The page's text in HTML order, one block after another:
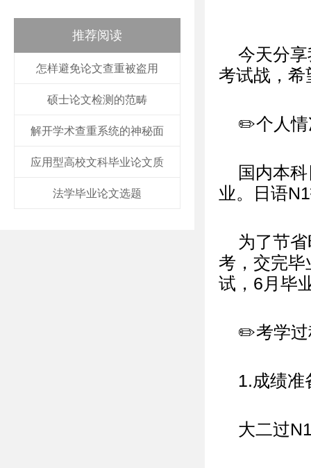
推荐阅读
怎样避免论文查重被盗用
硕士论文检测的范畴
解开学术查重系统的神秘面
应用型高校文科毕业论文质
法学毕业论文选题
今天分
考试战，希
✏️个人情
国内本
业。日语
为了节
考，交完毕
试，6月毕
✏️考学过
1.成绩准
大二过